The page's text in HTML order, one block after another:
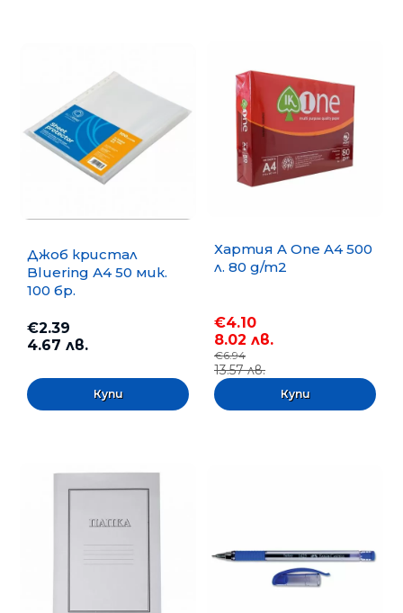
Джоб кристал
Bluering А4 50 мик.
100 бр.
€2.39
4.67 лв.
Хартия A One A4 500
л. 80 g/m2
€4.10
8.02 лв.
€6.94
13.57 лв.